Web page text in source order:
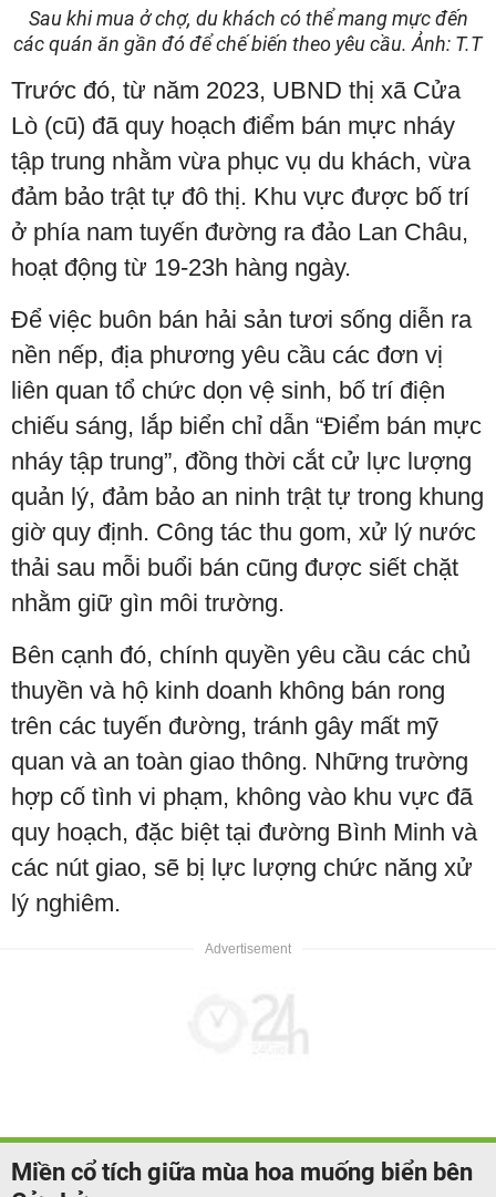
Sau khi mua ở chợ, du khách có thể mang mực đến
các quán ăn gần đó để chế biến theo yêu cầu. Ảnh: T.T
Trước đó, từ năm 2023, UBND thị xã Cửa
Lò (cũ) đã quy hoạch điểm bán mực nháy
tập trung nhằm vừa phục vụ du khách, vừa
đảm bảo trật tự đô thị. Khu vực được bố trí
ở phía nam tuyến đường ra đảo Lan Châu,
hoạt động từ 19-23h hàng ngày.
Để việc buôn bán hải sản tươi sống diễn ra
nền nếp, địa phương yêu cầu các đơn vị
liên quan tổ chức dọn vệ sinh, bố trí điện
chiếu sáng, lắp biển chỉ dẫn “Điểm bán mực
nháy tập trung”, đồng thời cắt cử lực lượng
quản lý, đảm bảo an ninh trật tự trong khung
giờ quy định. Công tác thu gom, xử lý nước
thải sau mỗi buổi bán cũng được siết chặt
nhằm giữ gìn môi trường.
Bên cạnh đó, chính quyền yêu cầu các chủ
thuyền và hộ kinh doanh không bán rong
trên các tuyến đường, tránh gây mất mỹ
quan và an toàn giao thông. Những trường
hợp cố tình vi phạm, không vào khu vực đã
quy hoạch, đặc biệt tại đường Bình Minh và
các nút giao, sẽ bị lực lượng chức năng xử
lý nghiêm.
Miền cổ tích giữa mùa hoa muống biển bên